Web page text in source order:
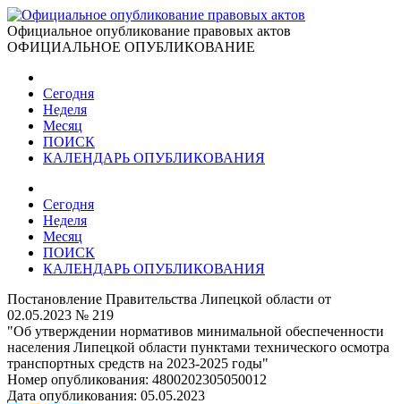
Официальное опубликование правовых актов
ОФИЦИАЛЬНОЕ ОПУБЛИКОВАНИЕ
Сегодня
Неделя
Месяц
ПОИСК
КАЛЕНДАРЬ ОПУБЛИКОВАНИЯ
Сегодня
Неделя
Месяц
ПОИСК
КАЛЕНДАРЬ ОПУБЛИКОВАНИЯ
Постановление Правительства Липецкой области от
02.05.2023 № 219
"Об утверждении нормативов минимальной обеспеченности
населения Липецкой области пунктами технического осмотра
транспортных средств на 2023-2025 годы"
Номер опубликования: 4800202305050012
Дата опубликования: 05.05.2023